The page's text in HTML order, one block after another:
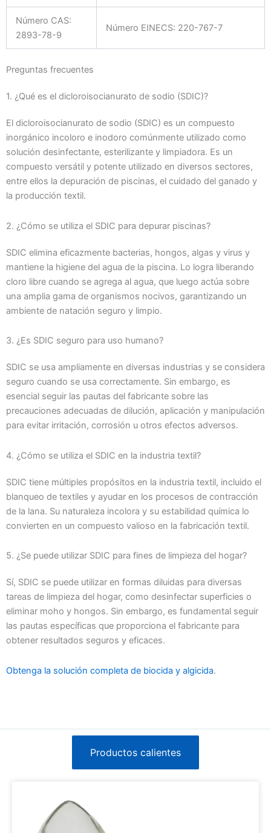
Número CAS:
2893-78-9
Número EINECS: 220-767-7
Preguntas frecuentes
1. ¿Qué es el dicloroisocianurato de sodio (SDIC)?
El dicloroisocianurato de sodio (SDIC) es un compuesto
inorgánico incoloro e inodoro comúnmente utilizado como
solución desinfectante, esterilizante y limpiadora. Es un
compuesto versátil y potente utilizado en diversos sectores,
entre ellos la depuración de piscinas, el cuidado del ganado y
la producción textil.
2. ¿Cómo se utiliza el SDIC para depurar piscinas?
SDIC elimina eficazmente bacterias, hongos, algas y virus y
mantiene la higiene del agua de la piscina. Lo logra liberando
cloro libre cuando se agrega al agua, que luego actúa sobre
una amplia gama de organismos nocivos, garantizando un
ambiente de natación seguro y limpio.
3. ¿Es SDIC seguro para uso humano?
SDIC se usa ampliamente en diversas industrias y se considera
seguro cuando se usa correctamente. Sin embargo, es
esencial seguir las pautas del fabricante sobre las
precauciones adecuadas de dilución, aplicación y manipulación
para evitar irritación, corrosión u otros efectos adversos.
4. ¿Cómo se utiliza el SDIC en la industria textil?
SDIC tiene múltiples propósitos en la industria textil, incluido el
blanqueo de textiles y ayudar en los procesos de contracción
de la lana. Su naturaleza incolora y su estabilidad química lo
convierten en un compuesto valioso en la fabricación textil.
5. ¿Se puede utilizar SDIC para fines de limpieza del hogar?
Sí, SDIC se puede utilizar en formas diluidas para diversas
tareas de limpieza del hogar, como desinfectar superficies o
eliminar moho y hongos. Sin embargo, es fundamental seguir
las pautas específicas que proporciona el fabricante para
obtener resultados seguros y eficaces.
Obtenga la solución completa de biocida y algicida.
Productos calientes